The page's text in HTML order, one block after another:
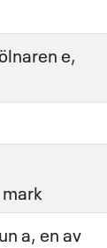
e,
a, en av